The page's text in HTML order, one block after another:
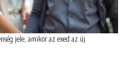
jele, amikor az exed az új